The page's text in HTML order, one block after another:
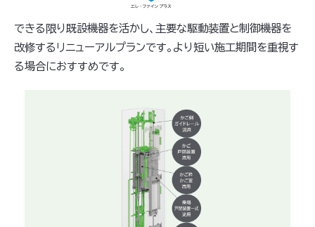
できる限り既設機器を活かし、主要な駆動装置と制御機器を
改修するリニューアルプランです。より短い施工期間を重視す
る場合におすすめです。